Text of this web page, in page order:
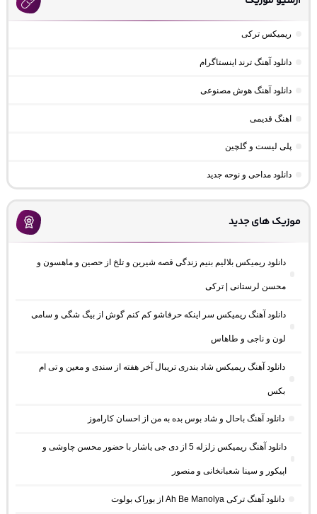
ریمیکس ترکی
دانلود آهنگ ترند اینستاگرام
دانلود آهنگ هوش مصنوعی
اهنگ قدیمی
پلی لیست و گلچین
دانلود مداحی و نوحه جدید
موزیک های جدید
دانلود ریمیکس بلالیم بنیم زندگی قصه شیرین و تلخ از حصین و ماهسون و
محسن لرستانی | ترکی
دانلود آهنگ ریمیکس سر اینکه حرفاشو کم کنم گوش از بیگ شگی و سامی
لون و ناجی و طاهاس
دانلود آهنگ ریمیکس شاد بندری تریبال آخر هفته از سندی و معین و تی ام
بکس
دانلود آهنگ باحال و شاد بوس بده به من از احسان کاراموز
دانلود آهنگ ریمیکس زلزله 5 از دی جی یاشار با حضور محسن چاوشی و
اپیکور و سینا شعبانخانی و منصور
دانلود آهنگ ترکی Ah Be Manolya از بوراک بولوت